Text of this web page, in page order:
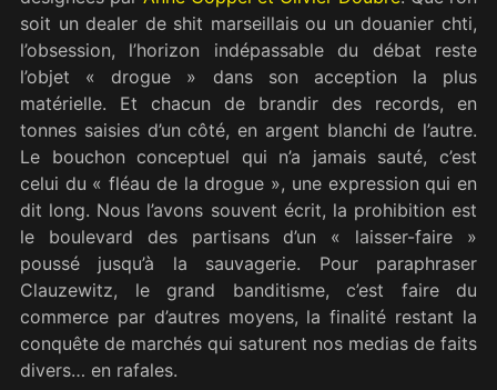
soit un dealer de shit marseillais ou un douanier chti,
l’obsession, l’horizon indépassable du débat reste
l’objet « drogue » dans son acception la plus
matérielle. Et chacun de brandir des records, en
tonnes saisies d’un côté, en argent blanchi de l’autre.
Le bouchon conceptuel qui n’a jamais sauté, c’est
celui du « fléau de la drogue », une expression qui en
dit long. Nous l’avons souvent écrit, la prohibition est
le boulevard des partisans d’un « laisser-faire »
poussé jusqu’à la sauvagerie. Pour paraphraser
Clauzewitz, le grand banditisme, c’est faire du
commerce par d’autres moyens, la finalité restant la
conquête de marchés qui saturent nos medias de faits
divers… en rafales.